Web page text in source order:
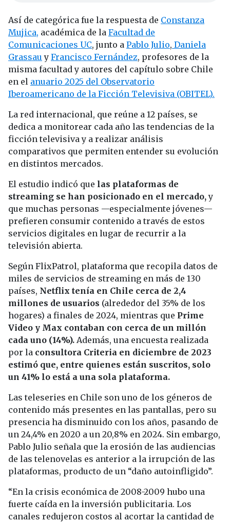
Así de categórica fue la respuesta de Constanza
Mujica, académica de la Facultad de
Comunicaciones UC, junto a Pablo Julio, Daniela
Grassau y Francisco Fernández, profesores de la
misma facultad y autores del capítulo sobre Chile
en el anuario 2025 del Observatorio
Iberoamericano de la Ficción Televisiva (OBITEL).
La red internacional, que reúne a 12 países, se
dedica a monitorear cada año las tendencias de la
ficción televisiva y a realizar análisis
comparativos que permiten entender su evolución
en distintos mercados.
El estudio indicó que las plataformas de
streaming se han posicionado en el mercado,y
que muchas personas —especialmente jóvenes—
prefieren consumir contenido a través de estos
servicios digitales en lugar de recurrir a la
televisión abierta.
Según FlixPatrol, plataforma que recopila datos de
miles de servicios de streaming en más de 130
países, Netflix tenía en Chile cerca de 2,4
millones de usuarios (alrededor del 35% de los
hogares) a finales de 2024, mientras que Prime
Video y Max contaban con cerca de un millón
cada uno (14%). Además, una encuesta realizada
por la consultora Criteria en diciembre de 2023
estimó que, entre quienes están suscritos, solo
un 41% lo está a una sola plataforma.
Las teleseries en Chile son uno de los géneros de
contenido más presentes en las pantallas, pero su
presencia ha disminuido con los años, pasando de
un 24,4% en 2020 a un 20,8% en 2024. Sin embargo,
Pablo Julio señala que la erosión de las audiencias
de las telenovelas es anterior a la irrupción de las
plataformas, producto de un “daño autoinfligido”.
“En la crisis económica de 2008-2009 hubo una
fuerte caída en la inversión publicitaria. Los
canales redujeron costos al acortar la cantidad de